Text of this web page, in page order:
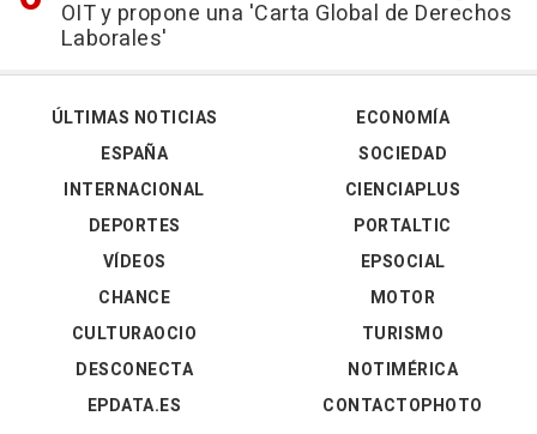
OIT y propone una 'Carta Global de Derechos
Laborales'
ÚLTIMAS NOTICIAS
ESPAÑA
INTERNACIONAL
DEPORTES
VÍDEOS
ECONOMÍA
SOCIEDAD
CIENCIAPLUS
PORTALTIC
EPSOCIAL
CHANCE
CULTURAOCIO
DESCONECTA
EPDATA.ES
MOTOR
TURISMO
NOTIMÉRICA
CONTACTOPHOTO